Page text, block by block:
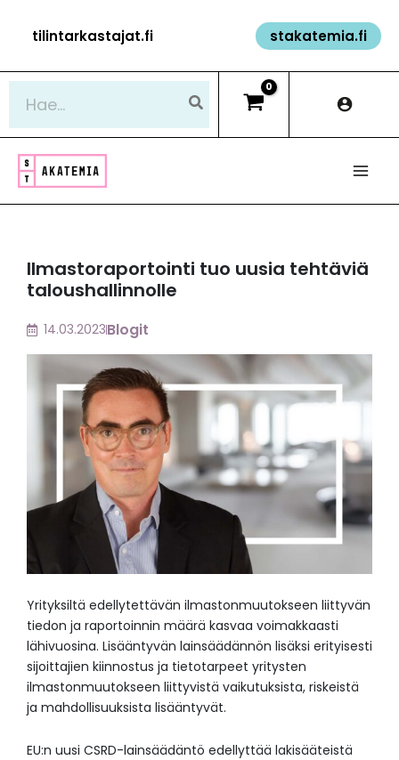
sisältöön
tilintarkastajat.fi stakatemia.fi
Ilmastoraportointi tuo uusia tehtäviä
taloushallinnolle
14.03.2023Blogit
Yrityksiltä edellytettävän ilmastonmuutokseen liittyvän
tiedon ja raportoinnin määrä kasvaa voimakkaasti
lähivuosina. Lisääntyvän lainsäädännön lisäksi erityisesti
sijoittajien kiinnostus ja tietotarpeet yritysten
ilmastonmuutokseen liittyvistä vaikutuksista, riskeistä
ja mahdollisuuksista lisääntyvät.
EU:n uusi CSRD-lainsäädäntö edellyttää lakisääteistä